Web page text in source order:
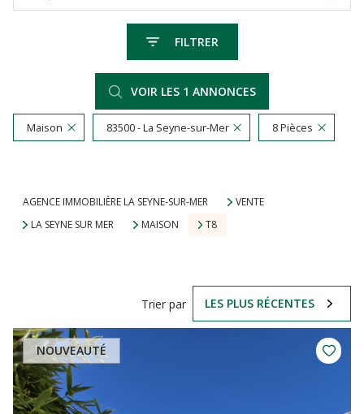
FILTRER
VOIR LES 1 ANNONCES
Maison 83500 - La Seyne-sur-Mer 8 Pièces
AGENCE IMMOBILIÈRE LA SEYNE-SUR-MER
VENTE
LA SEYNE SUR MER
MAISON T8
Trier par LES PLUS RÉCENTES
NOUVEAUTÉ